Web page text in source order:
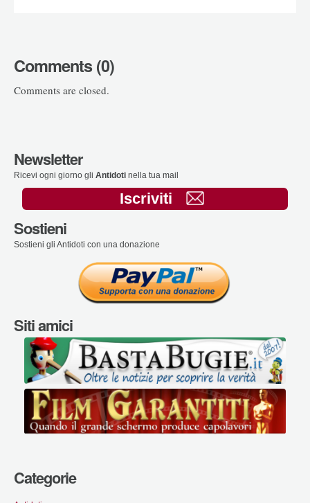
Comments (0)
Comments are closed.
Newsletter
Ricevi ogni giorno gli Antidoti nella tua mail
Iscriviti
Sostieni
Sostieni gli Antidoti con una donazione
Siti amici
Categorie